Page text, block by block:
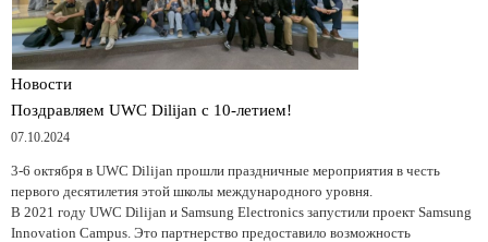
Новости
Поздравляем UWC Dilijan с 10-летием!
07.10.2024
3-6 октября в UWC Dilijan прошли праздничные мероприятия в честь
первого десятилетия этой школы международного уровня.
В 2021 году UWC Dilijan и Samsung Electronics запустили проект Samsung
Innovation Campus. Это партнерство предоставило возможность